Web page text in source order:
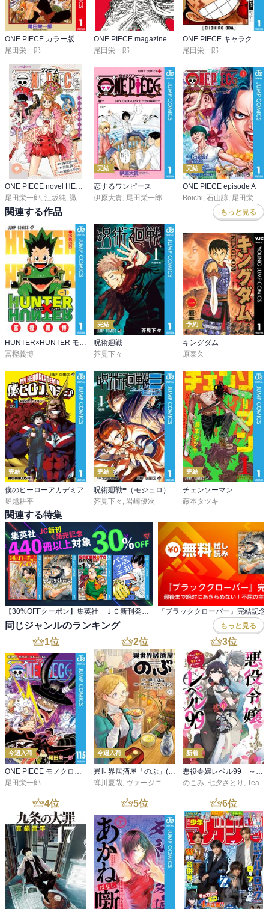
ONE PIECE カラー版
尾田栄一郎
ONE PIECE magazine
尾田栄一郎
ONE PIECE キャラクターリミックス
尾田栄一郎
尾田栄一郎 江坂純 諏訪さやか
完結
恋するワンピース
伊原大貴 尾田栄一郎
完結
ONE PIECE episode A
Boichi 石山諒 尾田栄一郎
関連する作品 もっと見る
HUNTER×HUNTER モノクロ版
冨樫義博
完結
呪術廻戦
芥見下々
予約
キングダム
原泰久
完結
僕のヒーローアカデミア
堀越耕平
完結
呪術廻戦≡（モジュロ）
芥見下々
岩崎優次
完結
チェンソーマン
藤本タツキ
関連する特集
同じジャンルのランキング もっと見る
1位
今週入荷
ONE PIECE モノクロ版 115
尾田栄一郎
2位
今週入荷
異世界居酒屋「のぶ」(22)
蝉川夏哉, ヴァージニア二等兵 ,転
3位
新着
悪役令嬢レベル99 ～私は裏ボスですが魔王ではありません～ その６
のこみ, 七夕さとり , Tea
4位 5位 6位